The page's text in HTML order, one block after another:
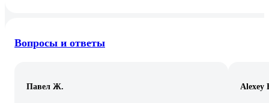
Вопросы и ответы
Павел Ж. Alexey